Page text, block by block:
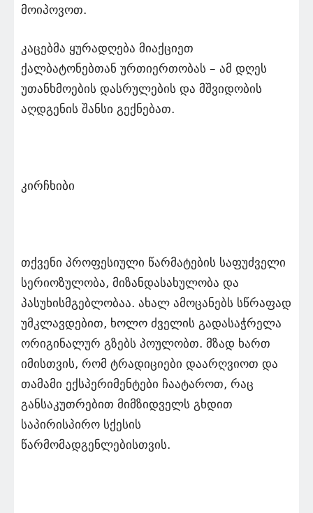
მოიპოვოთ.
კაცებმა ყურადღება მიაქციეთ
ქალბატონებთან ურთიერთობას – ამ დღეს
უთანხმოების დასრულების და მშვიდობის
აღდგენის შანსი გექნებათ.
კირჩხიბი
თქვენი პროფესიული წარმატების საფუძველი
სერიოზულობა, მიზანდასახულობა და
პასუხისმგებლობაა. ახალ ამოცანებს სწრაფად
უმკლავდებით, ხოლო ძველის გადასაჭრელა
ორიგინალურ გზებს პოულობთ. მზად ხართ
იმისთვის, რომ ტრადიციები დაარღვიოთ და
თამამი ექსპერიმენტები ჩაატაროთ, რაც
განსაკუთრებით მიმზიდველს გხდით
საპირისპირო სქესის
წარმომადგენლებისთვის.